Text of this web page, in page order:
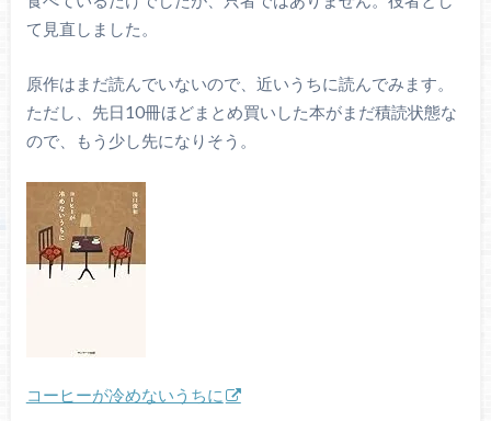
て見直しました。
原作はまだ読んでいないので、近いうちに読んでみます。
ただし、先日10冊ほどまとめ買いした本がまだ積読状態な
ので、もう少し先になりそう。
コーヒーが冷めないうちに